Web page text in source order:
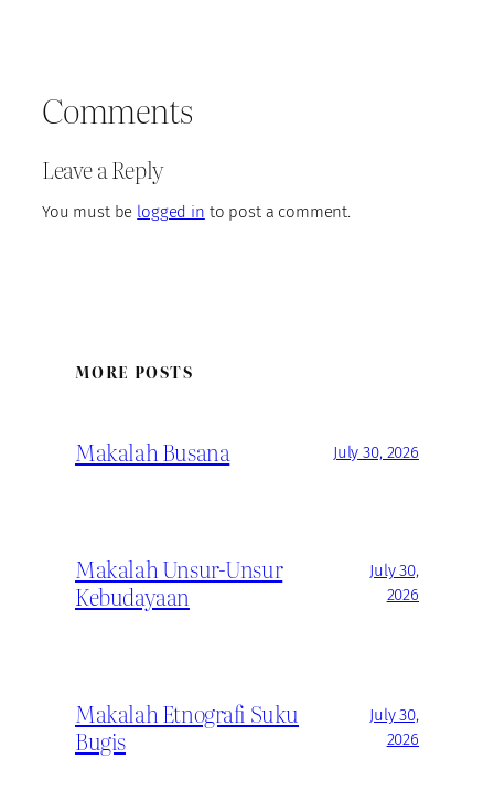
Comments
Leave a Reply
You must be logged in to post a comment.
MORE POSTS
Makalah Busana July 30, 2026
Makalah Unsur-Unsur
Kebudayaan
July 30,
2026
Makalah Etnografi Suku
Bugis
July 30,
2026